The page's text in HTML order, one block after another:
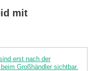
mit
erst nach der
Großhändler sichtbar.